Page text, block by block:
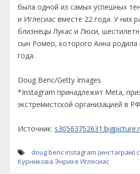
была одной из самых успешных
и Иглесиас вместе 22 года. У них
близнецы Лукас и Люси,
сын Ромео, которого Анна родила
года.
Doug Benc/Getty Images
*Instagram принадлежит Meta,
экстремистской организацией в РФ
Источник:
doug bencinstagram (инстаграм)
Курникова Энрике Иглесиас